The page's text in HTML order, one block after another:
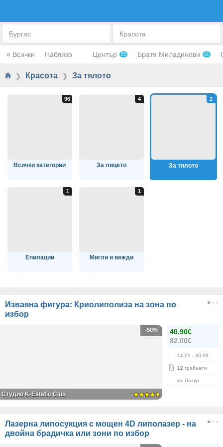
Бургас Красота
« Всички Наблизо Център 55 Братя Миладинови 61
❯ Красота ❯ За тялото
Всички категории За лицето За тялото
Епилации Мигли и вежди
Изваяна фигура: Криолиполиза на зона по
избор
40.90€
82.00€
14.01 - 30.09
12 грабнати
кв. Лазур
-50%
Студио K-Estetic Club
Лазерна липосукция с мощен 4D липолазер - на
двойна брадичка или зони по избор